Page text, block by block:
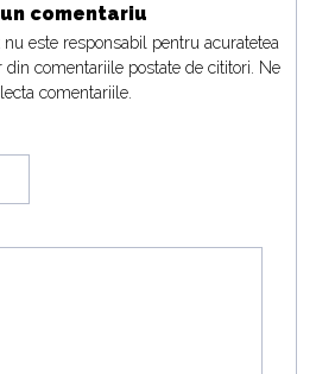
comentariu
este responsabil pentru acuratetea
din comentariile postate de cititori. Ne
comentariile.